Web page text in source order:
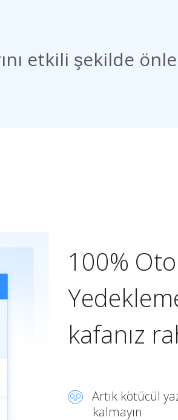
etkili şekilde
100%
kafanız
Artık kötücül
kalmayın